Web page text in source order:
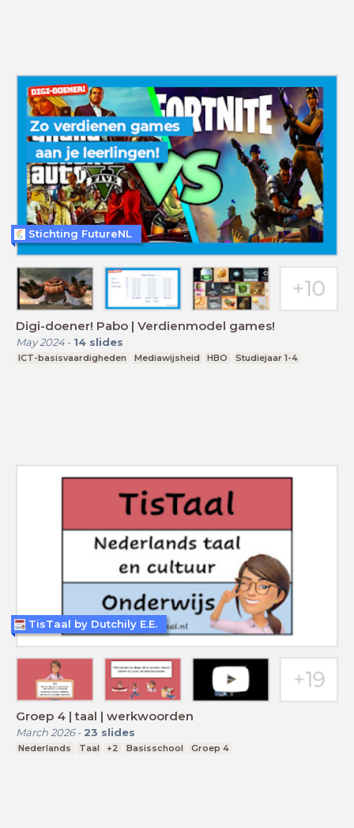
Digi-doener! Pabo | Verdienmodel games!
May 2024- 14 slides
ICT-basisvaardigheden Mediawijsheid HBO Studiejaar 1-4
Stichting FutureNL
Groep 4 | taal | werkwoorden
March 2026- 23 slides
Nederlands Taal +2 Basisschool Groep 4
TisTaal by Dutchily E.E.